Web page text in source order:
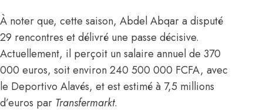
À noter que, cette saison, Abdel Abqar a disputé
29 rencontres et délivré une passe décisive.
Actuellement, il perçoit un salaire annuel de 370
000 euros, soit environ 240 500 000 FCFA, avec
le Deportivo Alavés, et est estimé à 7,5 millions
d’euros par Transfermarkt.